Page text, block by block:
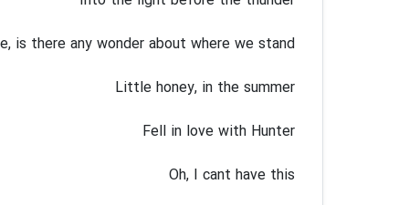
is there any wonder about where we stand?
Little honey, in the summer
Fell in love with Hunter
Oh, I cant have this